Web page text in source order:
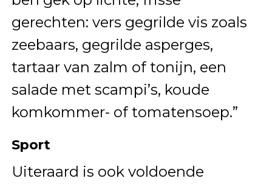
gerechten: vers gegrilde vis zoals
zeebaars, gegrilde asperges,
tartaar van zalm of tonijn, een
salade met scampi’s, koude
komkommer- of tomatensoep.”
Sport
Uiteraard is ook voldoende